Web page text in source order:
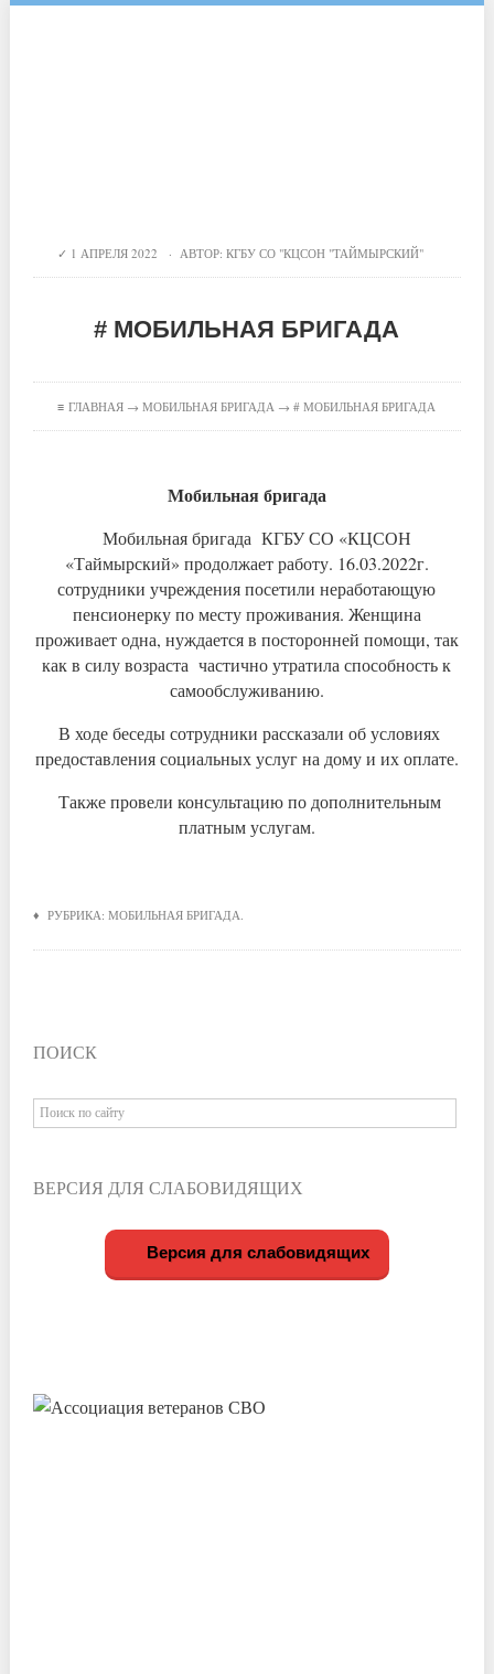
1 АПРЕЛЯ 2022 · АВТОР:КГБУ СО "КЦСОН "ТАЙМЫРСКИЙ"
# МОБИЛЬНАЯ БРИГАДА
≡ГЛАВНАЯ →МОБИЛЬНАЯ БРИГАДА → # МОБИЛЬНАЯ БРИГАДА
Мобильная бригада
Мобильная бригада КГБУ СО «КЦСОН
«Таймырский» продолжает работу. 16.03.2022г.
сотрудники учреждения посетили неработающую
пенсионерку по месту проживания. Женщина
проживает одна, нуждается в посторонней помощи, так
как в силу возраста частично утратила способность к
самообслуживанию.
В ходе беседы сотрудники рассказали об условиях
предоставления социальных услуг на дому и их оплате.
Также провели консультацию по дополнительным
платным услугам.
♦ РУБРИКА:МОБИЛЬНАЯ БРИГАДА.
ПОИСК
ВЕРСИЯ ДЛЯ СЛАБОВИДЯЩИХ
Версия для слабовидящих